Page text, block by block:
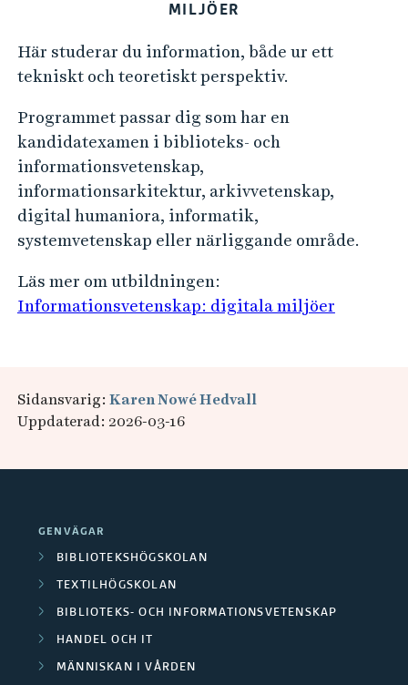
MILJÖER
Här studerar du information, både ur ett
tekniskt och teoretiskt perspektiv.
Programmet passar dig som har en
kandidatexamen i biblioteks- och
informationsvetenskap,
informationsarkitektur, arkivvetenskap,
digital humaniora, informatik,
systemvetenskap eller närliggande område.
Läs mer om utbildningen:
Informationsvetenskap: digitala miljöer
Sidansvarig: Karen Nowé Hedvall
Uppdaterad: 2026-03-16
GENVÄGAR
BIBLIOTEKSHÖGSKOLAN
TEXTILHÖGSKOLAN
BIBLIOTEKS- OCH INFORMATIONSVETENSKAP
HANDEL OCH IT
MÄNNISKAN I VÅRDEN